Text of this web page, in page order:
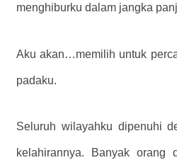
menghiburku dalam jangka
Aku akan…memilih untuk
padaku.
Seluruh wilayahku dipenuhi
kelahirannya. Banyak orang